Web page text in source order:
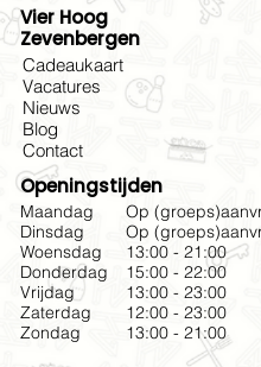
Vier Hoog
Zevenbergen
Cadeaukaart
Vacatures
Nieuws
Blog
Contact
Openingstijden
Op
Op
13:00 - 21:00
15:00 - 22:00
13:00 - 23:00
12:00 - 23:00
13:00 - 21:00
Maandag
Dinsdag
Woensdag
Donderdag
Vrijdag
Zaterdag
Zondag